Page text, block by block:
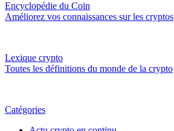
Encyclopédie du Coin
Améliorez vos connaissances sur les cryptos
Lexique crypto
Toutes les définitions du monde de la crypto
Catégories